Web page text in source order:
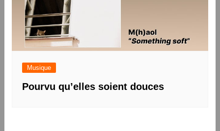
Musique
Pourvu qu’elles soient douces